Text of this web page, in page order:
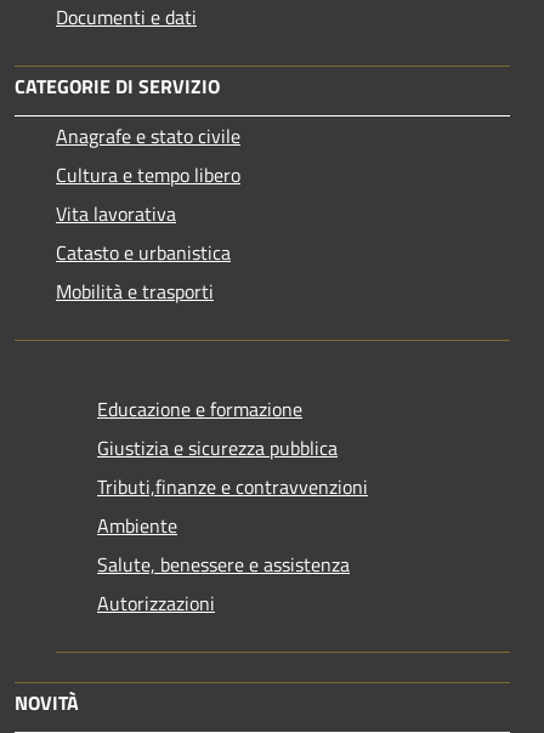
Documenti e dati
CATEGORIE DI SERVIZIO
Anagrafe e stato civile
Cultura e tempo libero
Vita lavorativa
Catasto e urbanistica
Mobilità e trasporti
Educazione e formazione
Giustizia e sicurezza pubblica
Tributi,finanze e contravvenzioni
Ambiente
Salute, benessere e assistenza
Autorizzazioni
NOVITÀ